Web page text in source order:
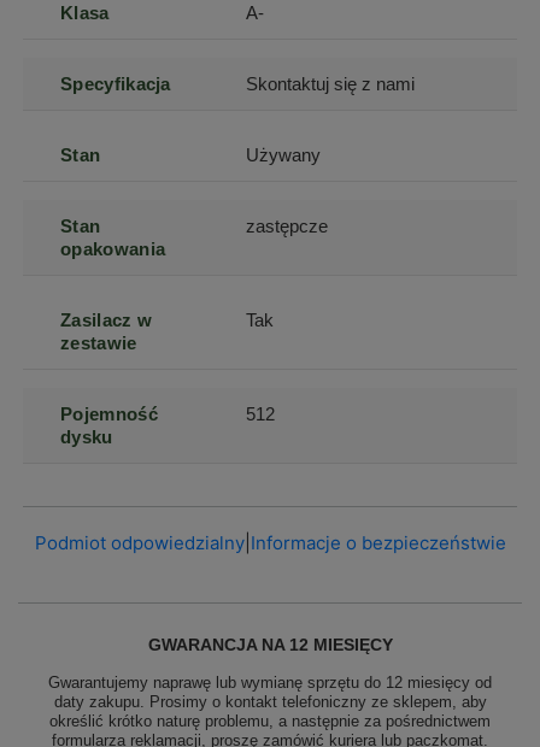
Klasa A-
Specyfikacja Skontaktuj się z nami
Stan Używany
Stan
opakowania
zastępcze
Zasilacz w
zestawie
Tak
Pojemność
dysku
512
Podmiot odpowiedzialny| Informacje o bezpieczeństwie
GWARANCJA NA 12 MIESIĘCY
Gwarantujemy naprawę lub wymianę sprzętu do 12 miesięcy od
daty zakupu. Prosimy o kontakt telefoniczny ze sklepem, aby
określić krótko naturę problemu, a następnie za pośrednictwem
formularza reklamacji, proszę zamówić kuriera lub paczkomat.